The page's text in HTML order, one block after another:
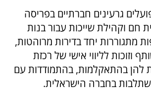
גרעינים חברתיים בפריסה
חם וקהילת שייכות עבור בנות
מתגוררות יחד בדירות מרוהטות,
וזוכות לליווי אישי של רכזת
להן בהתאקלמות, בהתמודדות עם
בחברה הישראלית.